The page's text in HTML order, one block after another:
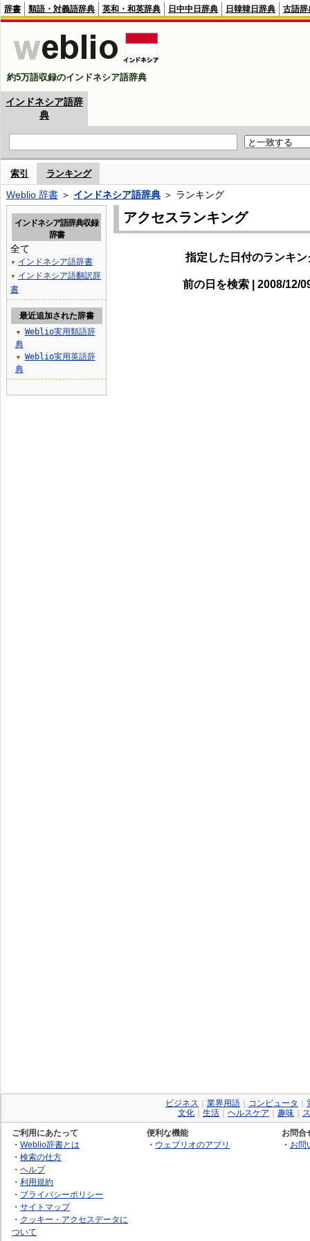
辞書 類語・対義語辞典 英和・和英辞典 日中中日辞典 日韓韓日辞典 古語辞
約5万語収録のインドネシア語辞典
インドネシア語辞
典
索引 ランキング
Weblio 辞書 ＞ インドネシア語辞典 ＞ ランキング
アクセスランキング
指定した日付のランキ
前の日を検索 | 2008/12/
インドネシア語辞典収録
辞書
全て
▼ インドネシア語辞書
▼
インドネシア語翻訳辞
書
最近追加された辞書
▼
Weblio実用類語辞
典
▼
Weblio実用英語辞
典
ビジネス 業界用語 コンピュータ
文化
生活 ヘルスケア 趣味
ご利用にあたって
・ Weblio辞書とは
・ 検索の仕方
・ ヘルプ
・ 利用規約
・ プライバシーポリシー
・ サイトマップ
・ クッキー・アクセスデータに
ついて
便利な機能
・ ウェブリオのアプリ
お問合
・ お問